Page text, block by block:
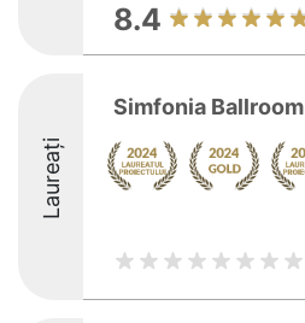
8.4
Laureați
Simfonia Ballroom